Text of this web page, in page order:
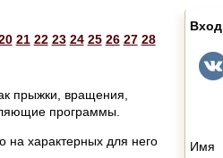
21 22 23 24 25 26 27 28
прыжки, вращения,
программы.
на характерных для него
Вход
Имя